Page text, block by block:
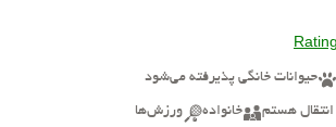
حیوانات خانگی پذیرفته می‌شود
هستم خانواده ورزش‌ها